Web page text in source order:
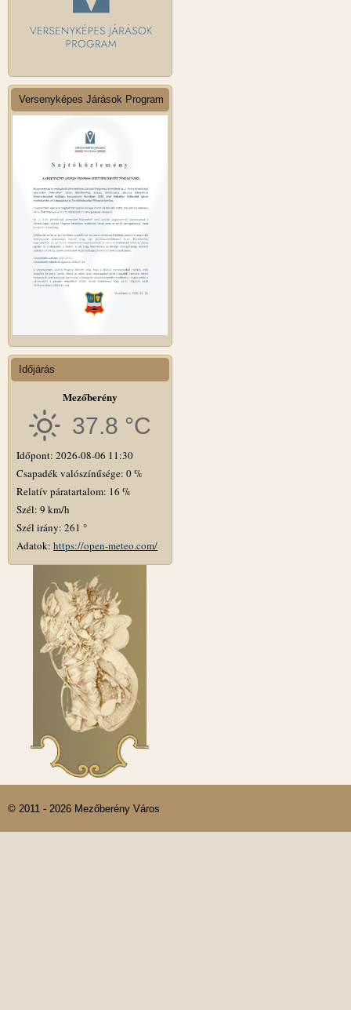
Versenyképes Járások Program
Időjárás
Mezőberény
37.8 °C
Időpont: 2026-08-06 11:30
Csapadék valószínűsége: 0 %
Relatív páratartalom: 16 %
Szél: 9 km/h
Szél irány: 261 °
Adatok: https://open-meteo.com/
© 2011 - 2026 Mezőberény Város